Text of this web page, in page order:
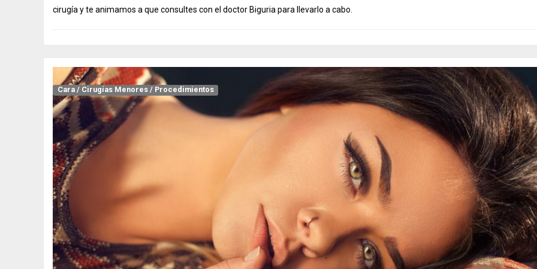
cirugía y te animamos a que consultes con el doctor Biguria para llevarlo a cabo.
Cara/ Cirugías Menores/ Procedimientos